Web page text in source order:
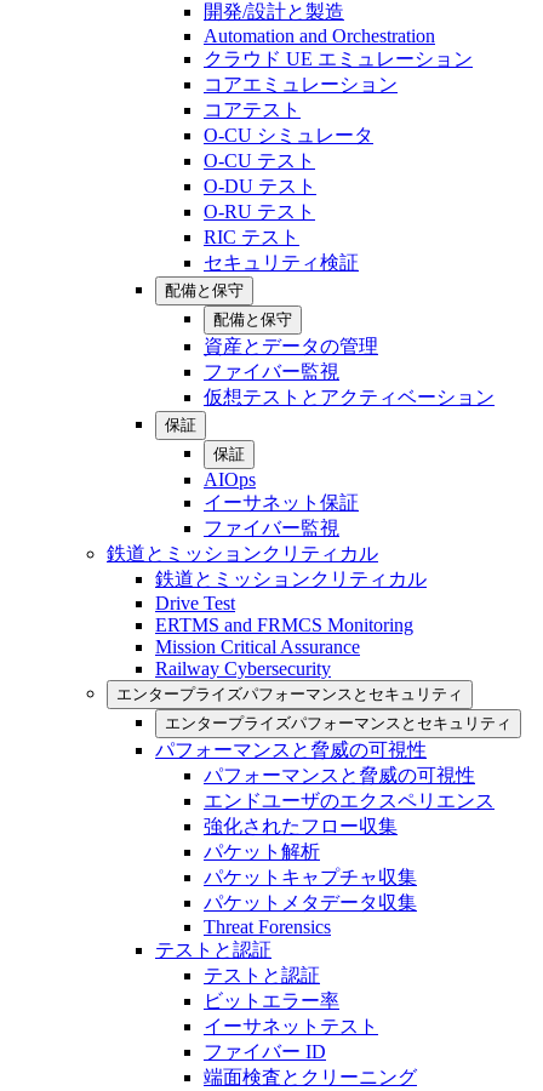
開発/設計と製造
Automation and Orchestration
クラウド UE エミュレーション
コアエミュレーション
コアテスト
O-CU シミュレータ
O-CU テスト
O-DU テスト
O-RU テスト
RIC テスト
セキュリティ検証
配備と保守
配備と保守
資産とデータの管理
ファイバー監視
仮想テストとアクティベーション
保証
保証
AIOps
イーサネット保証
ファイバー監視
鉄道とミッションクリティカル
鉄道とミッションクリティカル
Drive Test
ERTMS and FRMCS Monitoring
Mission Critical Assurance
Railway Cybersecurity
エンタープライズパフォーマンスとセキュリティ
エンタープライズパフォーマンスとセキュリティ
パフォーマンスと脅威の可視性
パフォーマンスと脅威の可視性
エンドユーザのエクスペリエンス
強化されたフロー収集
パケット解析
パケットキャプチャ収集
パケットメタデータ収集
Threat Forensics
テストと認証
テストと認証
ビットエラー率
イーサネットテスト
ファイバー ID
端面検査とクリーニング